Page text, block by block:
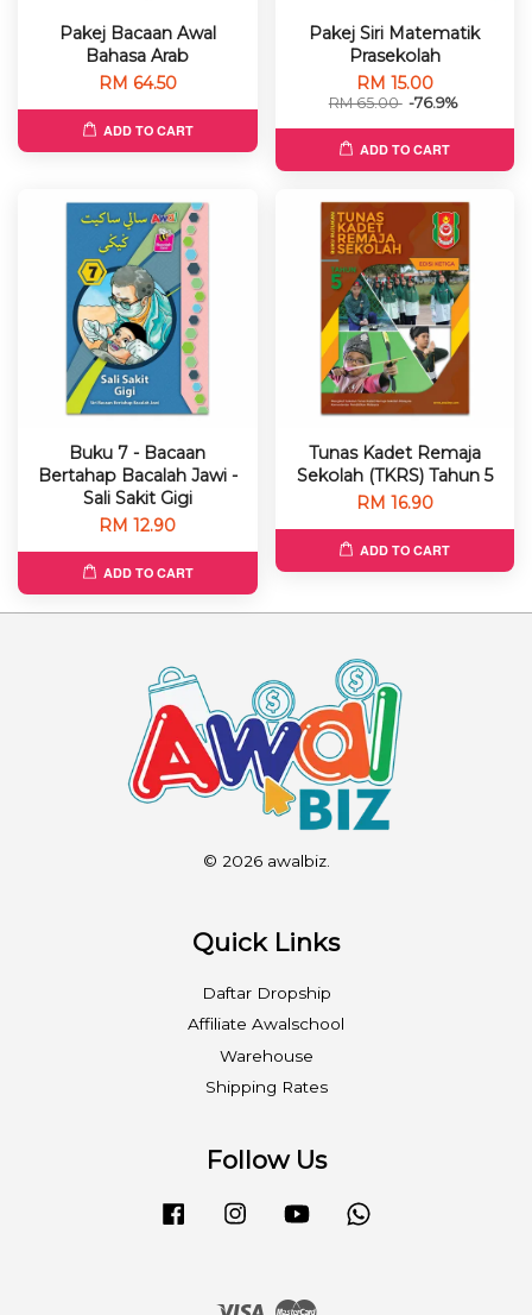
Pakej Bacaan Awal
Bahasa Arab
RM 64.50
ADD TO CART
Pakej Siri Matematik
Prasekolah
RM 15.00
RM 65.00 -76.9%
ADD TO CART
Buku 7 - Bacaan
Bertahap Bacalah Jawi -
Sali Sakit Gigi
RM 12.90
ADD TO CART
Tunas Kadet Remaja
Sekolah (TKRS) Tahun 5
RM 16.90
ADD TO CART
© 2026 awalbiz.
Quick Links
Daftar Dropship
Affiliate Awalschool
Warehouse
Shipping Rates
Follow Us
FacebookInstagramYouTube
Visa Master